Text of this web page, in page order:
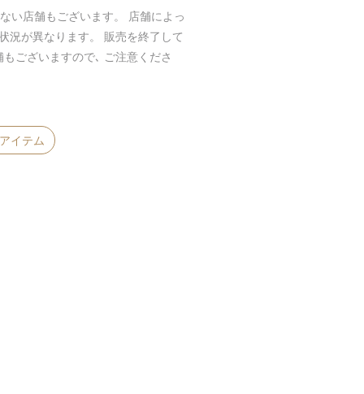
い店舗もございます。 店舗によっ
況が異なります。 販売を終了して
もございますので､ ご注意くださ
イテム